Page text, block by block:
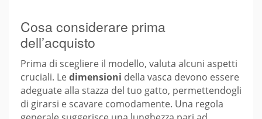
Cosa considerare prima
dell’acquisto
Prima di scegliere il modello, valuta alcuni aspetti
cruciali. Ledimensioni della vasca devono essere
adeguate alla stazza del tuo gatto, permettendogli
di girarsi e scavare comodamente. Una regola